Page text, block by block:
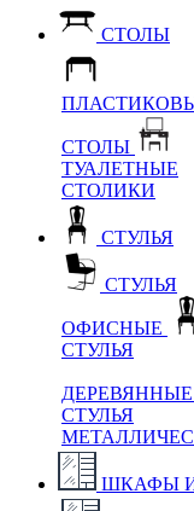
СТОЛЫ
СТОЛЫ
ТУАЛЕТНЫЕ
СТОЛИКИ
СТУЛЬЯ
СТУЛЬЯ
ОФИСНЫЕ
СТУЛЬЯ
ДЕРЕВЯННЫЕ
СТУЛЬЯ
ШКАФЫ